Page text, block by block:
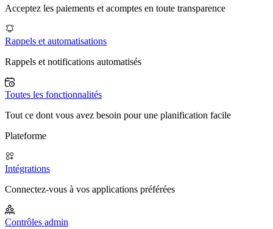
Acceptez les paiements et acomptes en toute transparence
Rappels et automatisations
Rappels et notifications automatisés
Toutes les fonctionnalités
Tout ce dont vous avez besoin pour une planification facile
Plateforme
Intégrations
Connectez-vous à vos applications préférées
Contrôles admin